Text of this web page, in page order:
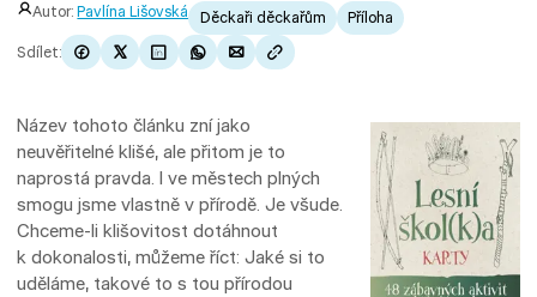
Autor:Pavlína Lišovská Děckaři děckařům
Příloha
Sdílet:
Název tohoto článku zní jako
neuvěřitelné klišé, ale přitom je to
naprostá pravda. I ve městech plných
smogu jsme vlastně v přírodě. Je všude.
Chceme-li klišovitost dotáhnout
k dokonalosti, můžeme říct: Jaké si to
uděláme, takové to s tou přírodou